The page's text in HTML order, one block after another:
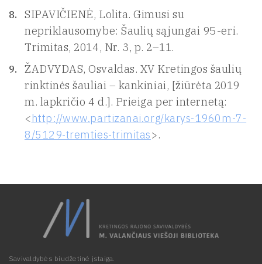
SIPAVIČIENĖ, Lolita. Gimusi su
nepriklausomybe: Šaulių sąjungai 95-eri.
Trimitas, 2014, Nr. 3, p. 2–11.
ŽADVYDAS, Osvaldas. XV Kretingos šaulių
rinktinės šauliai – kankiniai, [žiūrėta 2019
m. lapkričio 4 d.]. Prieiga per internetą:
<http://www.partizanai.org/karys-1960m-7-
8/5129-tremties-trimitas>.
Savivaldybės biudžetinė įstaiga.